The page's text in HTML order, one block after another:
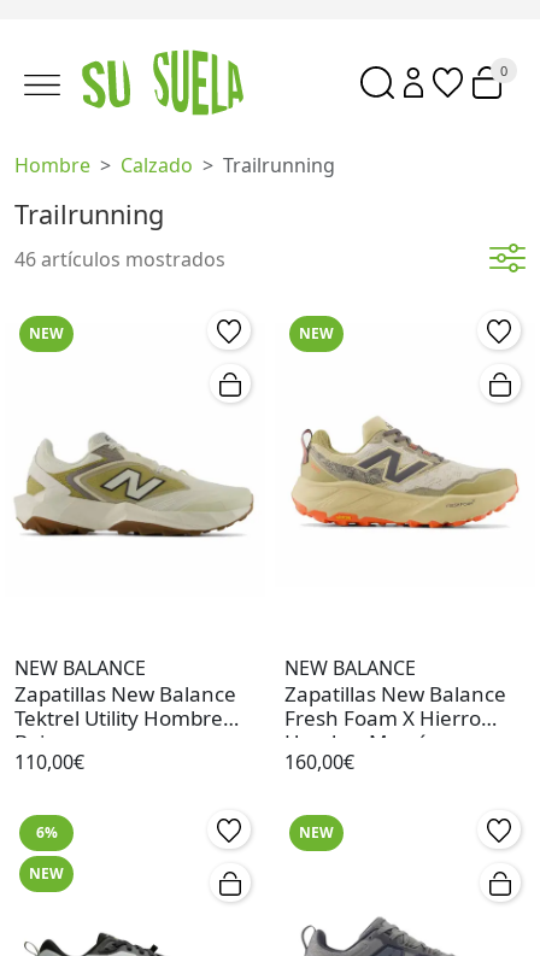
0
Hombre Calzado Trailrunning
Trailrunning
46 artículos mostrados
NEW
NEW BALANCE
Zapatillas New Balance
Tektrel Utility Hombre
Beige
110,00€
NEW
NEW BALANCE
Zapatillas New Balance
Fresh Foam X Hierro
Hombre Marrón
160,00€
6%
NEW
NEW